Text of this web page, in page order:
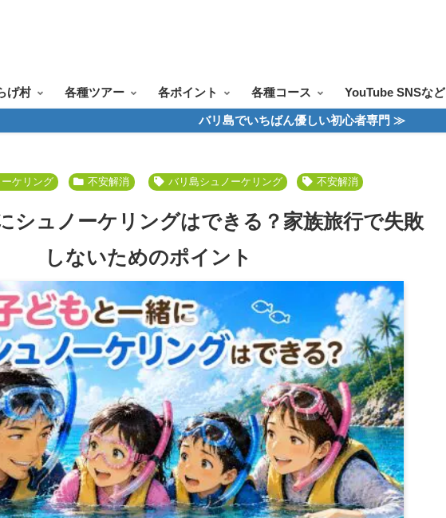
げ村 各種ツアー 各ポイント 各種コース YouTube SNSなど
バリ島でいちばん優しい初心者専門 ≫
ケリング 不安解消 バリ島シュノーケリング 不安解消
シュノーケリングはできる？家族旅行で失敗
しないためのポイント